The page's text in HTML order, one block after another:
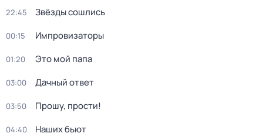
22:45 Звёзды сошлись
00:15 Импровизаторы
01:20 Это мой папа
03:00 Дачный ответ
03:50 Прошу, прости!
04:40 Наших бьют